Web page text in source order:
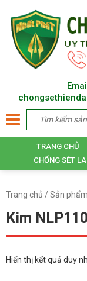
TRANG CHỦ
CHỐNG SÉT
Trang chủ / Sản
Kim
Hiển thị kết quả duy